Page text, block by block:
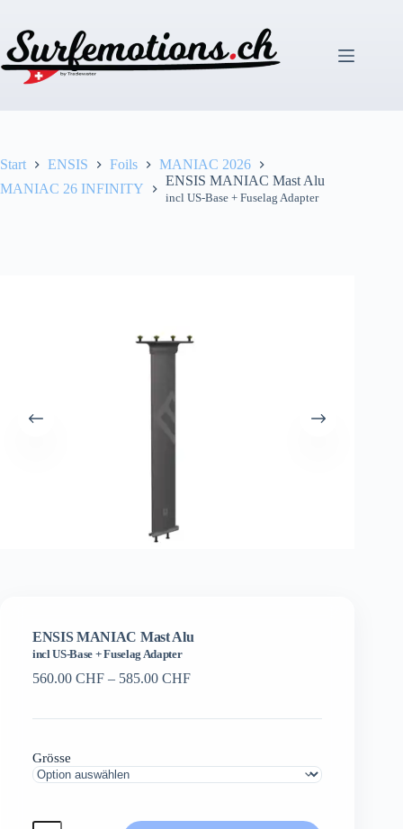
springen
Start ENSIS Foils
MANIAC 2026
MANIAC 26 INFINITY
ENSIS MANIAC Mast Alu
incl US-Base + Fuselag Adapter
ENSIS MANIAC Mast Alu
incl US-Base + Fuselag Adapter
560.00 CHF – 585.00 CHFPreisspanne:
Grösse